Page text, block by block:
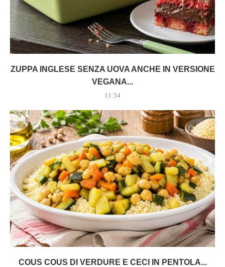
ZUPPA INGLESE SENZA UOVA ANCHE IN VERSIONE
VEGANA...
11:54
COUS COUS DI VERDURE E CECI IN PENTOLA...